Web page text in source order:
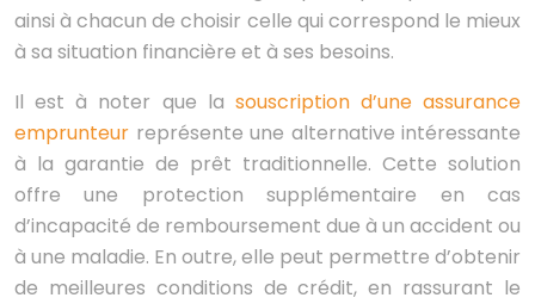
ainsi à chacun de choisir celle qui correspond le mieux
à sa situation financière et à ses besoins.
Il est à noter que la souscription d’une assurance
emprunteur représente une alternative intéressante
à la garantie de prêt traditionnelle. Cette solution
offre une protection supplémentaire en cas
d’incapacité de remboursement due à un accident ou
à une maladie. En outre, elle peut permettre d’obtenir
de meilleures conditions de crédit, en rassurant le